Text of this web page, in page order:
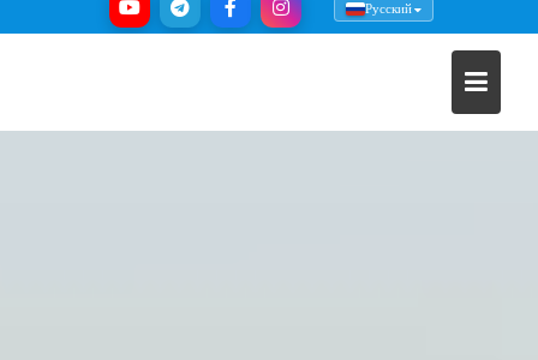
Русский